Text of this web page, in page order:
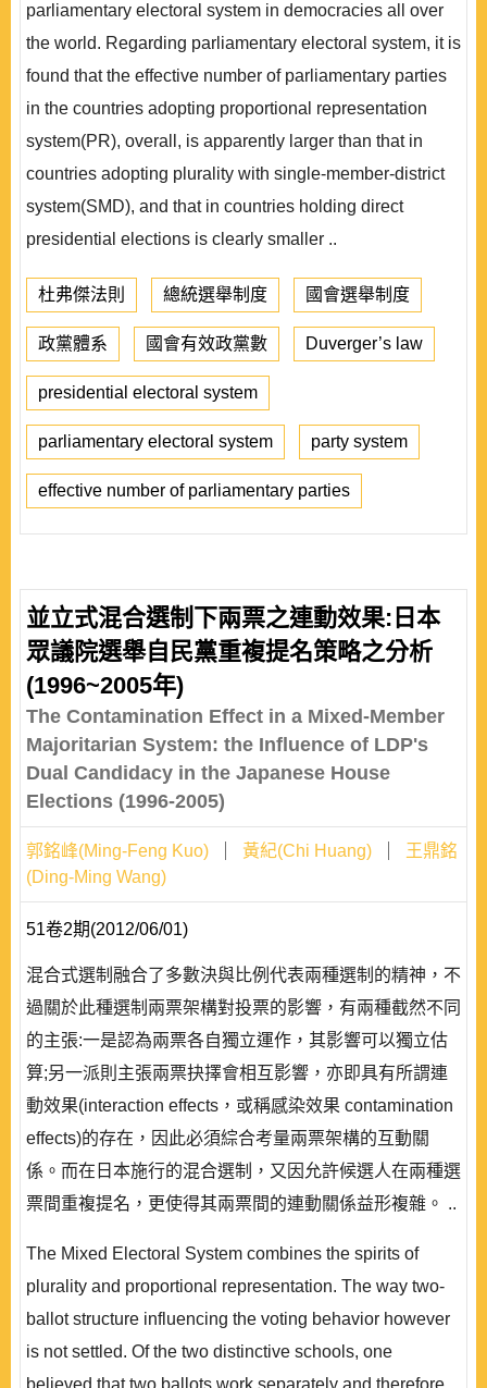
parliamentary electoral system in democracies all over
the world. Regarding parliamentary electoral system, it is
found that the effective number of parliamentary parties
in the countries adopting proportional representation
system(PR), overall, is apparently larger than that in
countries adopting plurality with single-member-district
system(SMD), and that in countries holding direct
presidential elections is clearly smaller ..
杜弗傑法則 總統選舉制度 國會選舉制度
政黨體系 國會有效政黨數 Duverger’s law
presidential electoral system
parliamentary electoral system party system
effective number of parliamentary parties
並立式混合選制下兩票之連動效果:日本
眾議院選舉自民黨重複提名策略之分析
(1996~2005年)
The Contamination Effect in a Mixed-Member
Majoritarian System: the Influence of LDP's
Dual Candidacy in the Japanese House
Elections (1996-2005)
郭銘峰(Ming-Feng Kuo) 黃紀(Chi Huang)
王鼎銘
(Ding-Ming Wang)
51卷2期(2012/06/01)
混合式選制融合了多數決與比例代表兩種選制的精神，不
過關於此種選制兩票架構對投票的影響，有兩種截然不同
的主張:一是認為兩票各自獨立運作，其影響可以獨立估
算;另一派則主張兩票抉擇會相互影響，亦即具有所謂連
動效果(interaction effects，或稱感染效果 contamination
effects)的存在，因此必須綜合考量兩票架構的互動關
係。而在日本施行的混合選制，又因允許候選人在兩種選
票間重複提名，更使得其兩票間的連動關係益形複雜。 ..
The Mixed Electoral System combines the spirits of
plurality and proportional representation. The way two-
ballot structure influencing the voting behavior however
is not settled. Of the two distinctive schools, one
believed that two ballots work separately and therefore,